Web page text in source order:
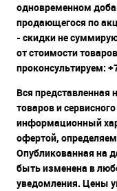
одновременном
продающегося по
- скидки не
от стоимости
проконсультируем:
Вся
товаров и
информационный
офертой,
Опубликованная на
быть изменена в
уведомления. Цены